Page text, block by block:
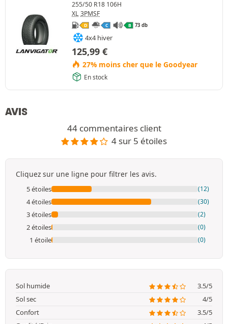
255/50 R18 106H
XL 3PMSF
D C B 73 db
4x4 hiver
125,99 €
27% moins cher que le Goodyear
En stock
AVIS
44 commentaires client
4 sur 5 étoiles
Cliquez sur une ligne pour filtrer les avis.
5 étoiles (12)
4 étoiles (30)
3 étoiles (2)
2 étoiles (0)
1 étoile (0)
Sol humide
3.5/5
Sol sec
4/5
Confort
3.5/5